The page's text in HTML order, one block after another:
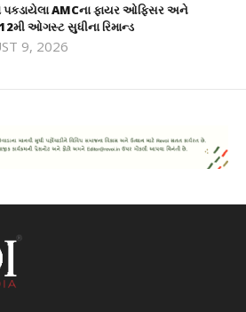
પકડાયેલા AMCના ફાયર ઓફિસર અને
ઓગસ્ટ સુધીના રિમાન્ડ
9, 2026